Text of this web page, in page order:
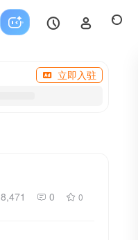
立即入驻
8,471 0 0